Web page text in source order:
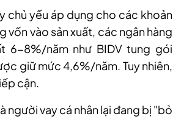
chủ yếu áp dụng cho các khoản
vốn vào sản xuất, các ngân hàng
6-8%/năm như BIDV tung gói
giữ mức 4,6%/năm. Tuynhiên,
cận.
người vay cá nhân lại đang bị "bỏ